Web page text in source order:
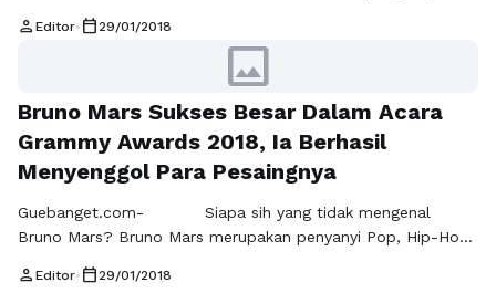
untuk Best Pop Solo Performance. Beberapa waktu setelah
Performance lewat judul lagu "Shape of You" diumumkan,
ternyata judul lagu ini sempat masuk dalam trending topic …
Baca Selengkapnya
person Editor• calendar_today 29/01/2018
image
Bruno Mars Sukses Besar Dalam Acara
Grammy Awards 2018, Ia Berhasil
Menyenggol Para Pesaingnya
Guebanget.com- Siapa sih yang tidak mengenal
Bruno Mars? Bruno Mars merupakan penyanyi Pop, Hip-Hop,
Serikat. Ia mulai terkenal saat berduet dengan B.o.B dalam
person Editor• calendar_today 29/01/2018